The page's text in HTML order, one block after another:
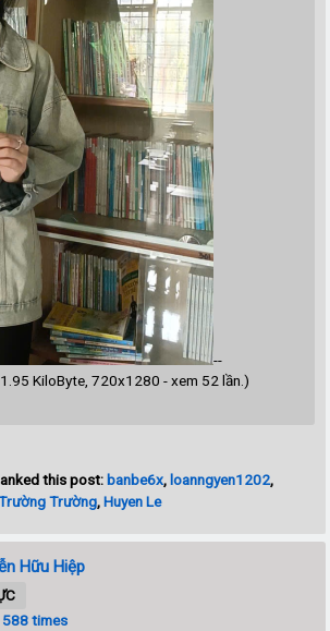
--
KiloByte, 720x1280 - xem 52 lần.)
this post:banbe6x,loanngyen1202,
Trường,Huyen Le
Hữu Hiệp
588 times